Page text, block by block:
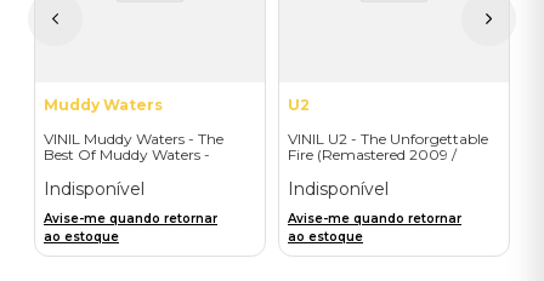
Muddy Waters
VINIL Muddy Waters - The
Best Of Muddy Waters -
Indisponível
Avise-me quando retornar
ao estoque
U2
VINIL U2 - The Unforgettable
Fire (Remastered 2009 /
Importado
Indisponível
Avise-me quando retornar
ao estoque